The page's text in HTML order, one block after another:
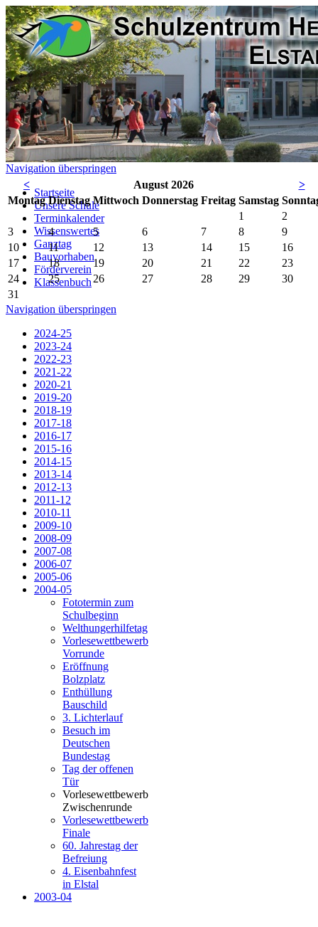
Navigation überspringen
Startseite
Unsere Schule
Terminkalender
Wissenswertes
Ganztag
Bauvorhaben
Förderverein
Klassenbuch
< August 2026
>
Montag Dienstag Mittwoch Donnerstag Freitag Samstag So
1
2
3
4 5 6 7 8
9
10
11 12 13 14 15
16
17
18 19 20 21 22
23
24
25 26 27 28 29
30
31
Navigation überspringen
2024-25
2023-24
2022-23
2021-22
2020-21
2019-20
2018-19
2017-18
2016-17
2015-16
2014-15
2013-14
2012-13
2011-12
2010-11
2009-10
2008-09
2007-08
2006-07
2005-06
2004-05
Fototermin zum
Schulbeginn
Welthungerhilfetag
Vorlesewettbewerb
Vorrunde
Eröffnung
Bolzplatz
Enthüllung
Bauschild
3. Lichterlauf
Besuch im
Deutschen
Bundestag
Tag der offenen
Tür
Vorlesewettbewerb
Zwischenrunde
Vorlesewettbewerb
Finale
60. Jahrestag der
Befreiung
4. Eisenbahnfest
in Elstal
2003-04